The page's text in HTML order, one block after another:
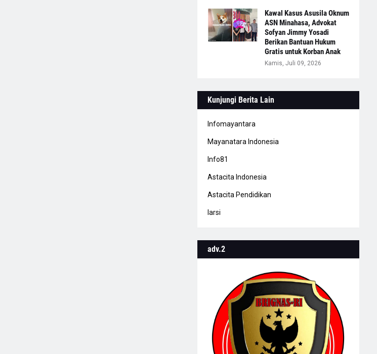
Kawal Kasus Asusila Oknum
ASN Minahasa, Advokat
Sofyan Jimmy Yosadi
Berikan Bantuan Hukum
Gratis untuk Korban Anak
Kamis, Juli 09, 2026
Kunjungi Berita Lain
Infomayantara
Mayanatara Indonesia
Info81
Astacita Indonesia
Astacita Pendidikan
Iarsi
adv.2